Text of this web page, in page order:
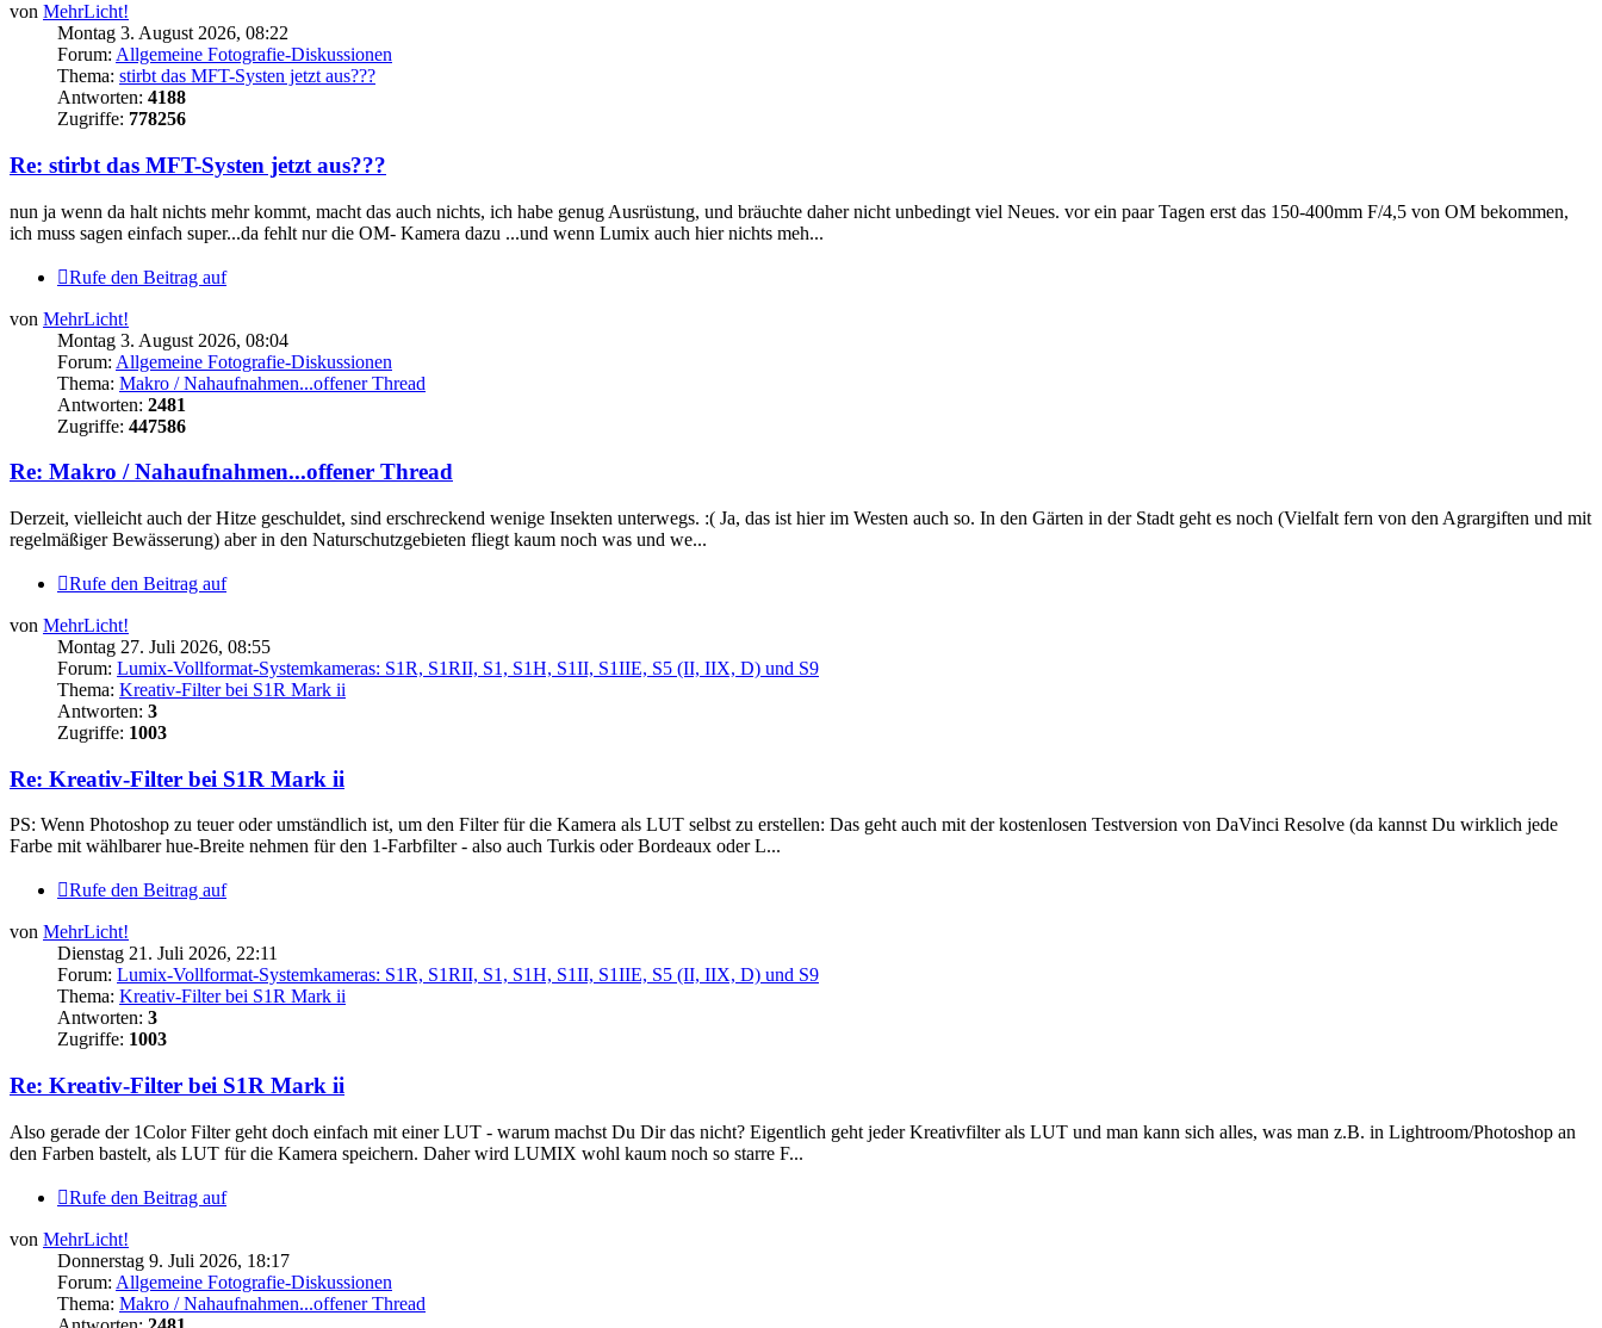
von MehrLicht!
Montag 3. August 2026, 08:22
Forum: Allgemeine Fotografie-Diskussionen
Thema: stirbt das MFT-Systen jetzt aus???
Antworten: 4188
Zugriffe: 778256
Re: stirbt das MFT-Systen jetzt aus???
nun ja wenn da halt nichts mehr kommt, macht das auch nichts, ich habe genug Ausrüstung, und bräuchte daher nicht unbedingt viel Neues. vor ein paar Tagen erst das 150-400mm F/4,5 von OM bekommen,
ich muss sagen einfach super...da fehlt nur die OM- Kamera dazu ...und wenn Lumix auch hier nichts meh...
Rufe den Beitrag auf
von MehrLicht!
Montag 3. August 2026, 08:04
Forum: Allgemeine Fotografie-Diskussionen
Thema: Makro / Nahaufnahmen...offener Thread
Antworten: 2481
Zugriffe: 447586
Re: Makro / Nahaufnahmen...offener Thread
Derzeit, vielleicht auch der Hitze geschuldet, sind erschreckend wenige Insekten unterwegs. :( Ja, das ist hier im Westen auch so. In den Gärten in der Stadt geht es noch (Vielfalt fern von den Agrargiften und mit
regelmäßiger Bewässerung) aber in den Naturschutzgebieten fliegt kaum noch was und we...
Rufe den Beitrag auf
von MehrLicht!
Montag 27. Juli 2026, 08:55
Forum: Lumix-Vollformat-Systemkameras: S1R, S1RII, S1, S1H, S1II, S1IIE, S5 (II, IIX, D) und S9
Thema: Kreativ-Filter bei S1R Mark ii
Antworten: 3
Zugriffe: 1003
Re: Kreativ-Filter bei S1R Mark ii
PS: Wenn Photoshop zu teuer oder umständlich ist, um den Filter für die Kamera als LUT selbst zu erstellen: Das geht auch mit der kostenlosen Testversion von DaVinci Resolve (da kannst Du wirklich jede
Farbe mit wählbarer hue-Breite nehmen für den 1-Farbfilter - also auch Turkis oder Bordeaux oder L...
Rufe den Beitrag auf
von MehrLicht!
Dienstag 21. Juli 2026, 22:11
Forum: Lumix-Vollformat-Systemkameras: S1R, S1RII, S1, S1H, S1II, S1IIE, S5 (II, IIX, D) und S9
Thema: Kreativ-Filter bei S1R Mark ii
Antworten: 3
Zugriffe: 1003
Re: Kreativ-Filter bei S1R Mark ii
Also gerade der 1Color Filter geht doch einfach mit einer LUT - warum machst Du Dir das nicht? Eigentlich geht jeder Kreativfilter als LUT und man kann sich alles, was man z.B. in Lightroom/Photoshop an
den Farben bastelt, als LUT für die Kamera speichern. Daher wird LUMIX wohl kaum noch so starre F...
Rufe den Beitrag auf
von MehrLicht!
Donnerstag 9. Juli 2026, 18:17
Forum: Allgemeine Fotografie-Diskussionen
Thema: Makro / Nahaufnahmen...offener Thread